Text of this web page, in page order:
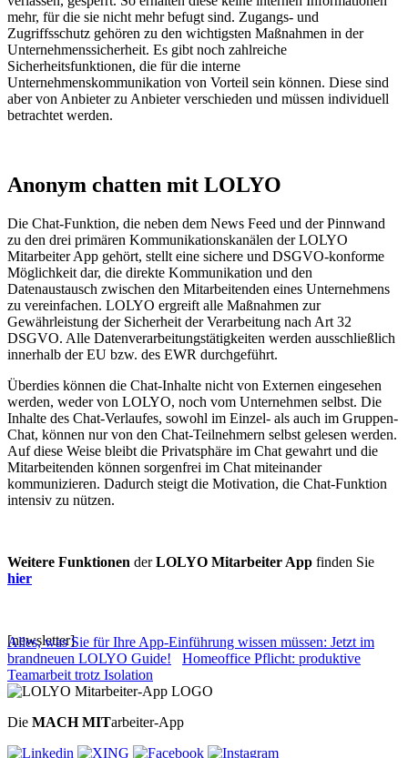
mehr, für die sie nicht mehr befugt sind. Zugangs- und
Zugriffsschutz gehören zu den wichtigsten Maßnahmen in der
Unternehmenssicherheit. Es gibt noch zahlreiche
Sicherheitsfunktionen, die für die interne
Unternehmenskommunikation von Vorteil sein können. Diese sind
aber von Anbieter zu Anbieter verschieden und müssen individuell
betrachtet werden.
Anonym chatten mit LOLYO
Die Chat-Funktion, die neben dem News Feed und der Pinnwand
zu den drei primären Kommunikationskanälen der LOLYO
Mitarbeiter App gehört, stellt eine sichere und DSGVO-konforme
Möglichkeit dar, die direkte Kommunikation und den
Datenaustausch zwischen den Mitarbeitenden eines Unternehmens
zu vereinfachen. LOLYO ergreift alle Maßnahmen zur
Gewährleistung der Sicherheit der Verarbeitung nach Art 32
DSGVO. Alle Datenverarbeitungstätigkeiten werden ausschließlich
innerhalb der EU bzw. des EWR durchgeführt.
Überdies können die Chat-Inhalte nicht von Externen eingesehen
werden, weder von LOLYO, noch vom Unternehmen selbst. Die
Inhalte des Chat-Verlaufes, sowohl im Einzel- als auch im Gruppen-
Chat, können nur von den Chat-Teilnehmern selbst gelesen werden.
Auf diese Weise bleibt die Privatsphäre im Chat gewahrt und die
Mitarbeitenden können sorgenfrei im Chat miteinander
kommunizieren. Dadurch steigt die Motivation, die Chat-Funktion
intensiv zu nützen.
Weitere Funktionen derLOLYO Mitarbeiter App finden Sie
hier
[newsletter]
Alles, was Sie für Ihre App-Einführung wissen müssen: Jetzt im
brandneuen LOLYO Guide!
Homeoffice Pflicht: produktive
Teamarbeit trotz Isolation
Die MACH MITarbeiter-App